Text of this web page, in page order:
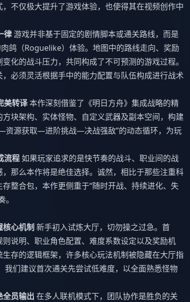
不仅极大提升了游戏体验，也使得其在视频创作中
律游戏并非基于固定的剧情脚本或通关路线，而是
鸽（Roguelike）体验。地图中的路线走向、奖励
化的战斗压力，共同构成了不可预测的游戏过程。
必须灵活根据手中的能力配置与队伍构成进行战术
美转译本作深刻借鉴了《明日方舟》集成战略的精
块架构、实体怪物、自定义武器及副本空间，构建
资源获取—进阶挑战—决战强敌”的动态循环，为玩
流程如果玩家追求的是快节奏的战斗、职业间的战
那么本作将是绝佳选择。诚然，相比于那些注重科
整合包，本作更侧重于“随时开战、持续进化、失
心机制 新手初入试炼大厅，切勿操之过急。首
说明、职业角色配置、难度系数设定以及奖励机
存的逻辑框架，许多核心玩法机制被隐藏在大厅指
我们建议首次通关先尝试低难度，以全面熟悉怪物
全员输出 在多人联机模式下，团队协作是胜负的关